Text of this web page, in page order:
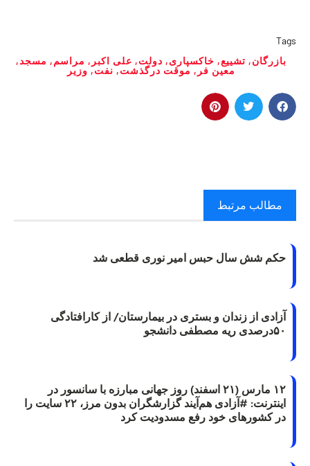
Tags
بازرگان, تشییع, خاکسپاری, دولت, علی‌ اکبر , مراسم, مسجد,
معین‌ فر , موقت درگذشت, نفت, وزیر
مطالب مرتبط
حکم شش سال حبس امیر نوری قطعی شد
آزادی از زندان و بستری در بیمارستان/ از کارافتادگی
۵۰درصدی ریه مصطفی دانشجو
۱۲ مارس (۲۱ اسفند) روز جهانی مبارزه با سانسور در
اینترنت: #آزادی هم‌آیند گزارشگران‌ بدون مرز، ۲۲ سایت را
در کشورهای خود رفع مسدودیت کرد